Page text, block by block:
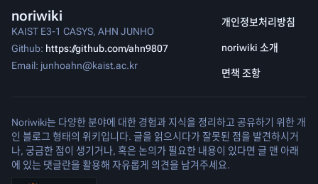
noriwiki
KAIST E3-1 CASYS, AHN JUNHO
Github: https://github.com/ahn9807
Email: junhoahn@kaist.ac.kr
개인정보처리방침
noriwiki 소개
면책 조항
Noriwiki는 다양한 분야에 대한 경험과 지식을 정리하고 공유하기 위한 개
인 블로그 형태의 위키입니다. 글을 읽으시다가 잘못된 점을 발견하시거
나, 궁금한 점이 생기거나, 혹은 논의가 필요한 내용이 있다면 글 맨 아래
에 있는 댓글란을 활용해 자유롭게 의견을 남겨주세요.